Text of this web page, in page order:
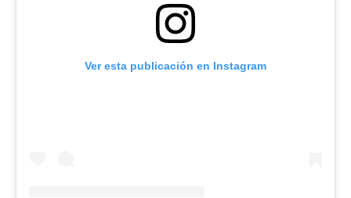
Ver esta publicación en Instagram